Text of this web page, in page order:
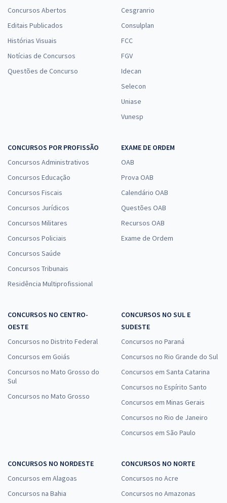
Concursos Abertos
Editais Publicados
Histórias Visuais
Notícias de Concursos
Questões de Concurso
Cesgranrio
Consulplan
FCC
FGV
Idecan
Selecon
Uniase
Vunesp
CONCURSOS POR PROFISSÃO
Concursos Administrativos
Concursos Educação
Concursos Fiscais
Concursos Jurídicos
Concursos Militares
Concursos Policiais
Concursos Saúde
Concursos Tribunais
Residência Multiprofissional
EXAME DE ORDEM
OAB
Prova OAB
Calendário OAB
Questões OAB
Recursos OAB
Exame de Ordem
CONCURSOS NO CENTRO-
OESTE
Concursos no Distrito Federal
Concursos em Goiás
Concursos no Mato Grosso do
Sul
Concursos no Mato Grosso
CONCURSOS NO SUL E
SUDESTE
Concursos no Paraná
Concursos no Rio Grande do Sul
Concursos em Santa Catarina
Concursos no Espírito Santo
Concursos em Minas Gerais
Concursos no Rio de Janeiro
Concursos em São Paulo
CONCURSOS NO NORDESTE
Concursos em Alagoas
Concursos na Bahia
CONCURSOS NO NORTE
Concursos no Acre
Concursos no Amazonas